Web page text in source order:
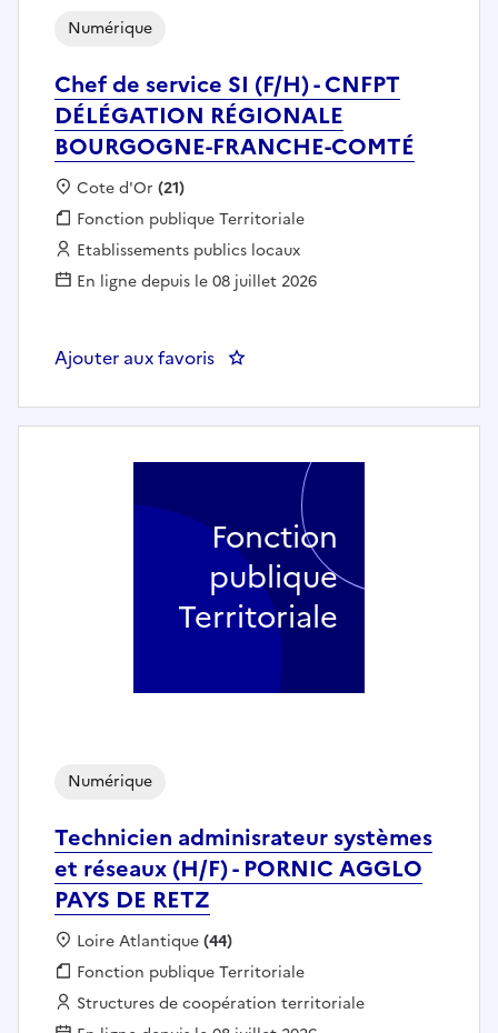
Chef de service SI (F/H) - CNFPT
DÉLÉGATION RÉGIONALE
BOURGOGNE-FRANCHE-COMTÉ
Numérique
Localisation :
Cote d'Or (21)
Fonction publique :
Fonction publique Territoriale
Employeur :
Etablissements publics locaux
En ligne depuis le 08 juillet 2026
Ajouter aux favoris : Chef de service SI (F/H) -
Technicien adminisrateur systèmes
et réseaux (H/F) - PORNIC AGGLO
PAYS DE RETZ
Numérique
Localisation :
Loire Atlantique(44)
Fonction publique :
Fonction publique Territoriale
Employeur :
Structures de coopération territoriale
Fonction
publique
Territoriale